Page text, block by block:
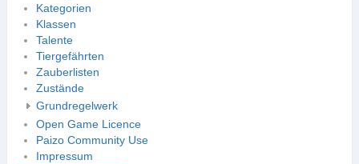
Kategorien
Klassen
Talente
Tiergefährten
Zauberlisten
Zustände
Grundregelwerk
Open Game Licence
Paizo Community Use
Impressum